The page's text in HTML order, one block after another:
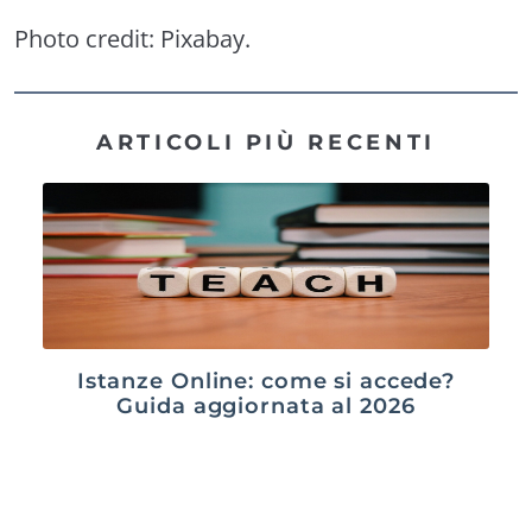
Photo credit: Pixabay.
ARTICOLI PIÙ RECENTI
Istanze Online: come si accede?
Guida aggiornata al 2026